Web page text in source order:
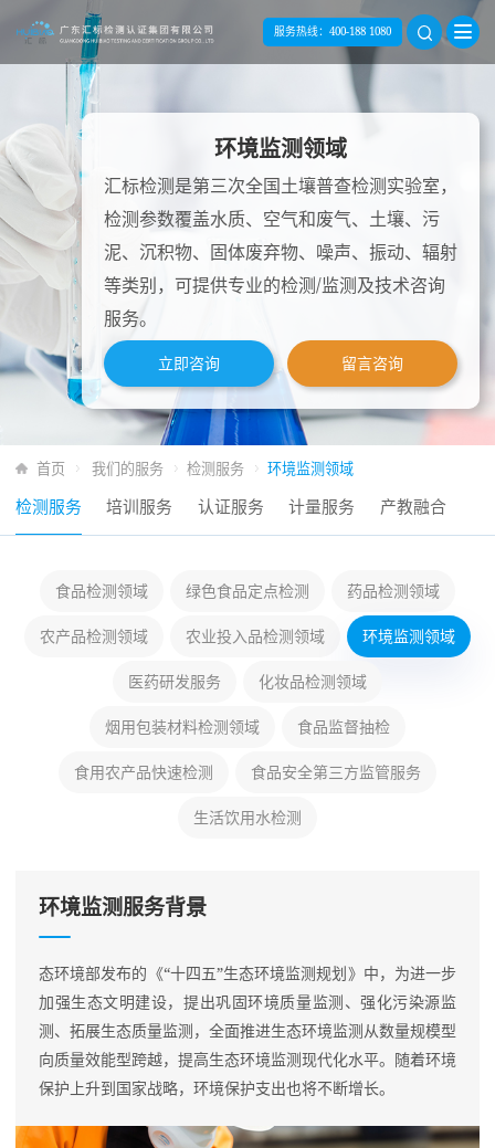
服务热线： 400-188 1080
环境监测领域
汇标检测是第三次全国土壤普查检测实验室，
检测参数覆盖水质、空气和废气、土壤、污
泥、沉积物、固体废弃物、噪声、振动、辐射
等类别，可提供专业的检测/监测及技术咨询
服务。
立即咨询 留言咨询
首页 我们的服务 检测服务 环境监测领域
检测服务 培训服务 认证服务 计量服务 产教融合
食品检测领域 绿色食品定点检测 药品检测领域
农产品检测领域 农业投入品检测领域 环境监测领域
医药研发服务 化妆品检测领域
烟用包装材料检测领域 食品监督抽检
食用农产品快速检测 食品安全第三方监管服务
生活饮用水检测
环境监测服务背景
态环境部发布的《“十四五”生态环境监测规划》中，为进一步
加强生态文明建设，提出巩固环境质量监测、强化污染源监
测、拓展生态质量监测，全面推进生态环境监测从数量规模型
向质量效能型跨越，提高生态环境监测现代化水平。随着环境
保护上升到国家战略，环境保护支出也将不断增长。